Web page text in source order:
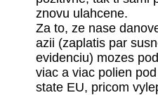
znovu ulahcene.
Za to, ze nase
azii (zaplatis par
evidenciu) mozes
viac a viac polien
state EU, pricom